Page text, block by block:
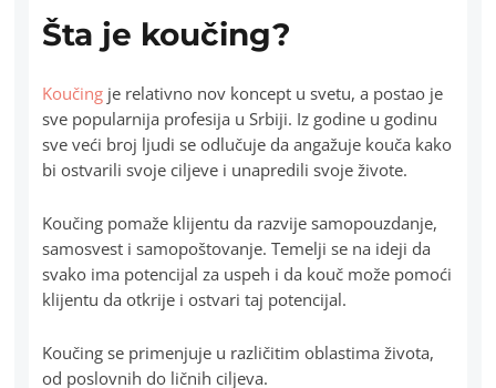
Šta je koučing?
Koučing je relativno nov koncept u svetu, a postao je
sve popularnija profesija u Srbiji. Iz godine u godinu
sve veći broj ljudi se odlučuje da angažuje kouča kako
bi ostvarili svoje ciljeve i unapredili svoje živote.
Koučing pomaže klijentu da razvije samopouzdanje,
samosvest i samopoštovanje. Temelji se na ideji da
svako ima potencijal za uspeh i da kouč može pomoći
klijentu da otkrije i ostvari taj potencijal.
Koučing se primenjuje u različitim oblastima života,
od poslovnih do ličnih ciljeva.